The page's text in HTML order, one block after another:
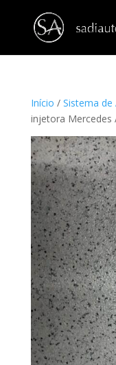
Início / Sistema de
injetora Mercedes